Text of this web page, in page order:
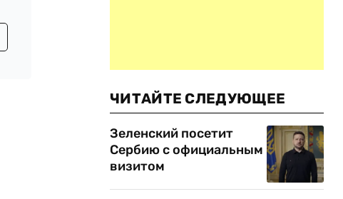
ЧИТАЙТЕ СЛЕДУЮЩЕЕ
Зеленский посетит
Сербию с официальным
визитом